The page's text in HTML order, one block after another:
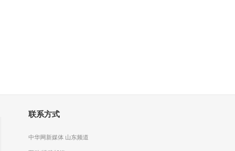
联系方式
中华网新媒体 山东频道